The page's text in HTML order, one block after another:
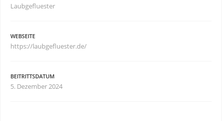
Laubgefluester
WEBSEITE
https://laubgefluester.de/
BEITRITTSDATUM
5. Dezember 2024